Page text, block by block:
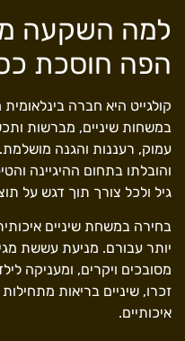
למה השקעה
הפה חוסכת
קולגייט היא חברה
במשחות שיניים, מברשות
עמוק, רעננות והגנה
והובלתו בתחום ההיגיינה
גיל ולכל צורך תוך דגש על
בחירה במשחת שיניים
יותר עבורם. מניעת עששת
מסובכים ויקרים, ומעניקה
זכרו, שיניים בריאות
איכותיים.